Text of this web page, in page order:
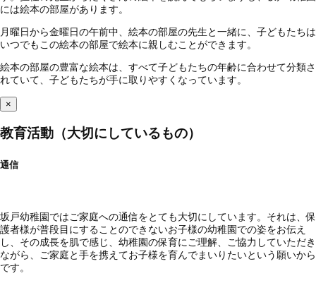
には絵本の部屋があります。
月曜日から金曜日の午前中、絵本の部屋の先生と一緒に、子どもたちは
いつでもこの絵本の部屋で絵本に親しむことができます。
絵本の部屋の豊富な絵本は、すべて子どもたちの年齢に合わせて分類さ
れていて、子どもたちが手に取りやすくなっています。
×
教育活動（大切にしているもの）
通信
坂戸幼稚園ではご家庭への通信をとても大切にしています。それは、保
護者様が普段目にすることのできないお子様の幼稚園での姿をお伝え
し、その成長を肌で感じ、幼稚園の保育にご理解、ご協力していただき
ながら、ご家庭と手を携えてお子様を育んでまいりたいという願いから
です。